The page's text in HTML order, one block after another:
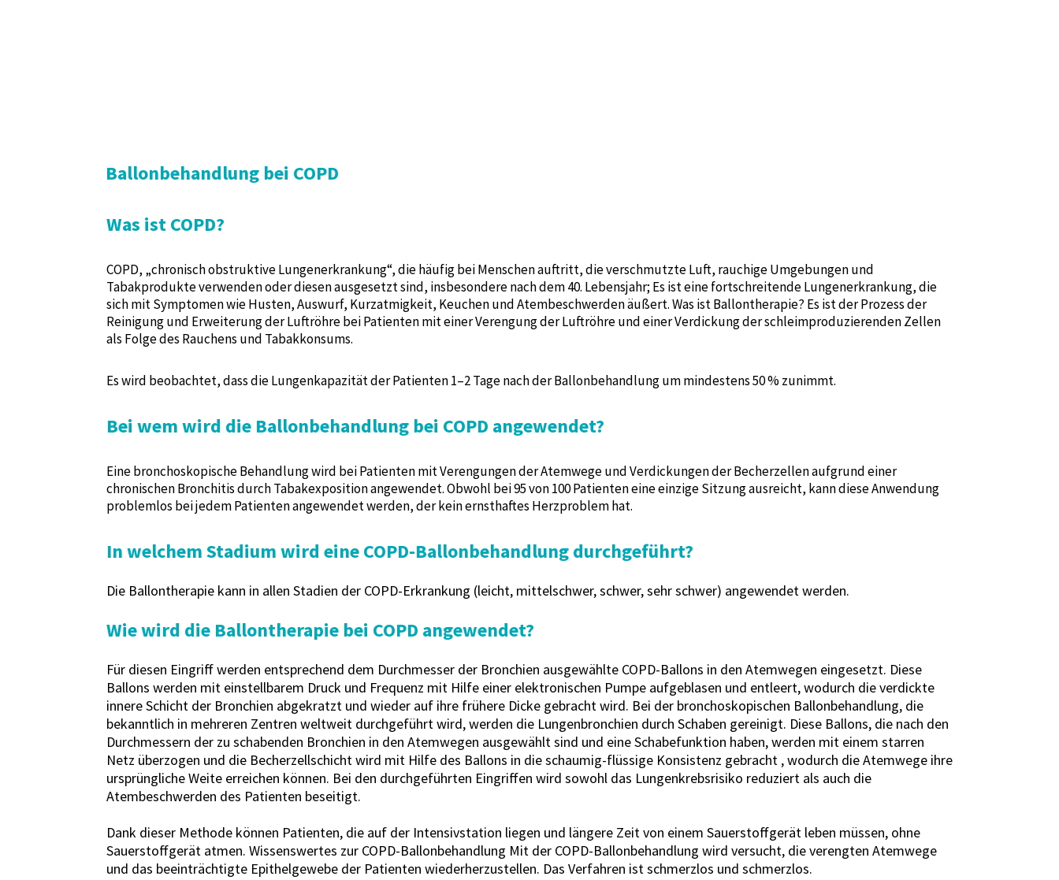
Ballonbehandlung bei COPD
Was ist COPD?
COPD, „chronisch obstruktive Lungenerkrankung“, die häufig bei Menschen auftritt, die verschmutzte Luft, rauchige Umgebungen und
Tabakprodukte verwenden oder diesen ausgesetzt sind, insbesondere nach dem 40. Lebensjahr; Es ist eine fortschreitende Lungenerkrankung, die
sich mit Symptomen wie Husten, Auswurf, Kurzatmigkeit, Keuchen und Atembeschwerden äußert. Was ist Ballontherapie? Es ist der Prozess der
Reinigung und Erweiterung der Luftröhre bei Patienten mit einer Verengung der Luftröhre und einer Verdickung der schleimproduzierenden Zellen
als Folge des Rauchens und Tabakkonsums.
Es wird beobachtet, dass die Lungenkapazität der Patienten 1–2 Tage nach der Ballonbehandlung um mindestens 50 % zunimmt.
Bei wem wird die Ballonbehandlung bei COPD angewendet?
Eine bronchoskopische Behandlung wird bei Patienten mit Verengungen der Atemwege und Verdickungen der Becherzellen aufgrund einer
chronischen Bronchitis durch Tabakexposition angewendet. Obwohl bei 95 von 100 Patienten eine einzige Sitzung ausreicht, kann diese Anwendung
problemlos bei jedem Patienten angewendet werden, der kein ernsthaftes Herzproblem hat.
In welchem ​​Stadium wird eine COPD-Ballonbehandlung durchgeführt?
Die Ballontherapie kann in allen Stadien der COPD-Erkrankung (leicht, mittelschwer, schwer, sehr schwer) angewendet werden.
Wie wird die Ballontherapie bei COPD angewendet?
Für diesen Eingriff werden entsprechend dem Durchmesser der Bronchien ausgewählte COPD-Ballons in den Atemwegen eingesetzt. Diese
Ballons werden mit einstellbarem Druck und Frequenz mit Hilfe einer elektronischen Pumpe aufgeblasen und entleert, wodurch die verdickte
innere Schicht der Bronchien abgekratzt und wieder auf ihre frühere Dicke gebracht wird. Bei der bronchoskopischen Ballonbehandlung, die
bekanntlich in mehreren Zentren weltweit durchgeführt wird, werden die Lungenbronchien durch Schaben gereinigt. Diese Ballons, die nach den
Durchmessern der zu schabenden Bronchien in den Atemwegen ausgewählt sind und eine Schabefunktion haben, werden mit einem starren
Netz überzogen und die Becherzellschicht wird mit Hilfe des Ballons in die schaumig-flüssige Konsistenz gebracht , wodurch die Atemwege ihre
ursprüngliche Weite erreichen können. Bei den durchgeführten Eingriffen wird sowohl das Lungenkrebsrisiko reduziert als auch die
Atembeschwerden des Patienten beseitigt.
Dank dieser Methode können Patienten, die auf der Intensivstation liegen und längere Zeit von einem Sauerstoffgerät leben müssen, ohne
Sauerstoffgerät atmen. Wissenswertes zur COPD-Ballonbehandlung Mit der COPD-Ballonbehandlung wird versucht, die verengten Atemwege
und das beeinträchtigte Epithelgewebe der Patienten wiederherzustellen. Das Verfahren ist schmerzlos und schmerzlos.